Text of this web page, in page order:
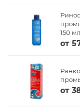
150
от
от